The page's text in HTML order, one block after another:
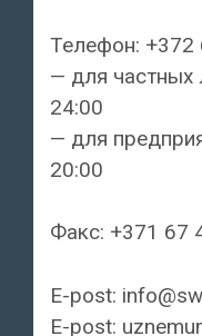
Телефон: +372
— для частных
24:00
— для
20:00
Факс: +371 67
E-post:
E-post: